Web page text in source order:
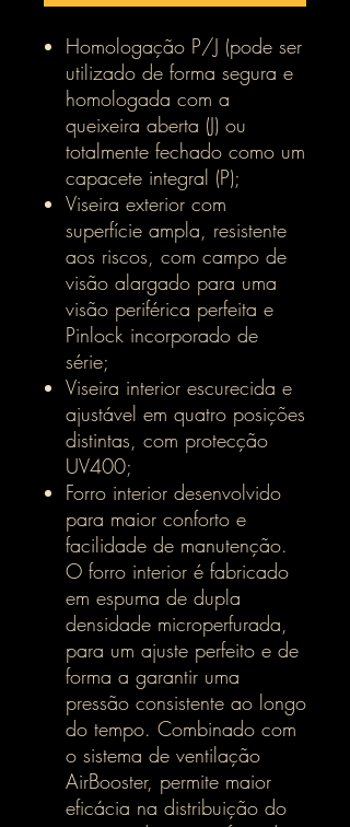
Homologação P/J (pode ser
utilizado de forma segura e
homologada com a
queixeira aberta (J) ou
totalmente fechado como um
capacete integral (P);
Viseira exterior com
superfície ampla, resistente
aos riscos, com campo de
visão alargado para uma
visão periférica perfeita e
Pinlock incorporado de
série;
Viseira interior escurecida e
ajustável em quatro posições
distintas, com protecção
UV400;
Forro interior desenvolvido
para maior conforto e
facilidade de manutenção.
O forro interior é fabricado
em espuma de dupla
densidade microperfurada,
para um ajuste perfeito e de
forma a garantir uma
pressão consistente ao longo
do tempo. Combinado com
o sistema de ventilação
AirBooster, permite maior
eficácia na distribuição do